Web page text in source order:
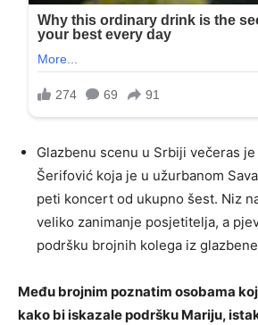
Glazbenu scenu u Srbiji večeras
Šerifović koja je u užurbanom
peti koncert od ukupno šest. Niz
veliko zanimanje posjetitelja, a
podršku brojnih kolega iz
Među brojnim poznatim osobama
kako bi iskazale podršku Mariju,